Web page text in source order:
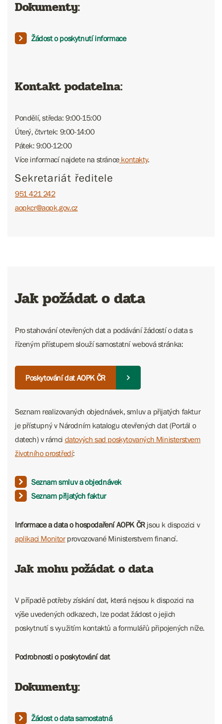
Dokumenty:
Žádost o poskytnutí informace
Kontakt podatelna:
Pondělí, středa: 9:00-15:00
Úterý, čtvrtek: 9:00-14:00
Pátek: 9:00-12:00
Více informací najdete na stráncekontakty.
Sekretariát ředitele
951 421 242
aopkcr@aopk.gov.cz
Jak požádat o data
Pro stahování otevřených dat a podávání žádostí o data s
řízeným přístupem slouží samostatní webová stránka:
Poskytování dat AOPK ČR
Seznam realizovaných objednávek, smluv a přijatých faktur
je přístupný v Národním katalogu otevřených dat (Portál o
datech) v rámci datových sad poskytovaných Ministerstvem
životního prostředí:
Seznam smluv a objednávek
Seznam přijatých faktur
Informace a data o hospodaření AOPK ČRjsou k dispozici v
aplikaci Monitorprovozované Ministerstvem financí.
Jak mohu požádat o data
V případě potřeby získání dat, která nejsou k dispozici na
výše uvedených odkazech, lze podat žádost o jejich
poskytnutí s využitím kontaktů a formulářů připojených níže.
Podrobnosti o poskytování dat
Dokumenty:
Žádost o data samostatná